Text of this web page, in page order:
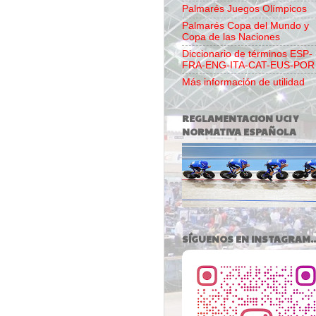
Palmarés Juegos Olímpicos
Palmarés Copa del Mundo y
Copa de las Naciones
Diccionario de términos ESP-
FRA-ENG-ITA-CAT-EUS-POR
Más información de utilidad
REGLAMENTACION UCI Y
NORMATIVA ESPAÑOLA
SÍGUENOS EN